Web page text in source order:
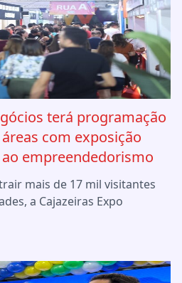
terá programação
com exposição
empreendedorismo
mais de 17 mil visitantes
a Cajazeiras Expo